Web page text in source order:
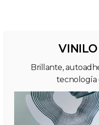
Brillante,
tecnología